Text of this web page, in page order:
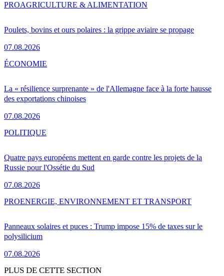
Poulets, bovins et ours polaires : la grippe aviaire se propage
07.08.2026
PROAGRICULTURE & ALIMENTATION
La « résilience surprenante » de l'Allemagne face à la forte hausse
des exportations chinoises
07.08.2026
ÉCONOMIE
Quatre pays européens mettent en garde contre les projets de la
Russie pour l'Ossétie du Sud
07.08.2026
POLITIQUE
Panneaux solaires et puces : Trump impose 15% de taxes sur le
polysilicium
07.08.2026
PROENERGIE, ENVIRONNEMENT ET TRANSPORT
PLUS DE CETTE SECTION